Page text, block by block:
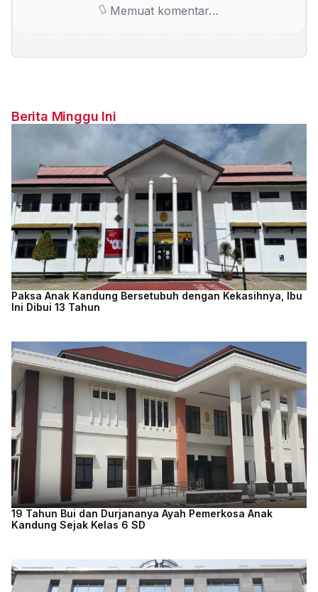
Memuat komentar…
Berita Minggu Ini
Paksa Anak Kandung Bersetubuh dengan Kekasihnya, Ibu
Ini Dibui 13 Tahun
19 Tahun Bui dan Durjananya Ayah Pemerkosa Anak
Kandung Sejak Kelas 6 SD